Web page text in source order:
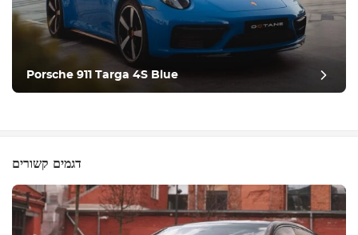
Porsche 911 Targa 4S Blue
דגמים קשורים